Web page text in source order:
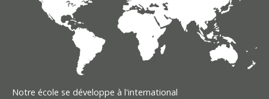
Notre école se développe à l'international